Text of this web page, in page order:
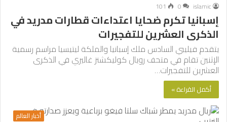
islamic
0
101
إسبانيا تكرم ضحايا اعتداءات قطارات مدريد في
الذكرى العشرين للتفجيرات
يتقدم فيليبي السادس ملك إسبانيا والملكة ليتيسيا مراسم رسمية
الإثنين تقام في متحف رويال كوليكشنز غاليري في الذكرى
العشرين للتفجيرات…
أكمل القراءة »
أخبار العالم